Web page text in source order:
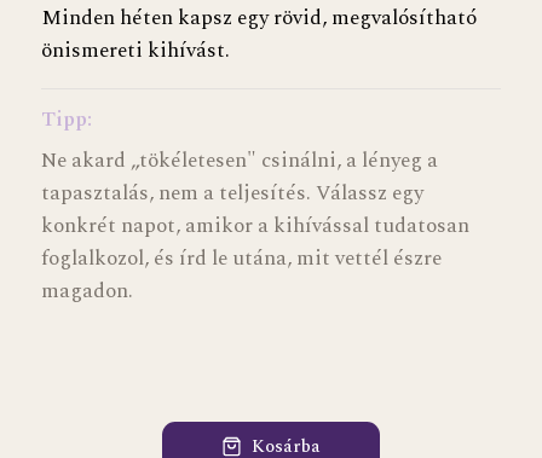
Minden héten kapsz egy rövid, megvalósítható
önismereti kihívást.
Tipp:
Ne akard „tökéletesen" csinálni, a lényeg a
tapasztalás, nem a teljesítés. Válassz egy
konkrét napot, amikor a kihívással tudatosan
foglalkozol, és írd le utána, mit vettél észre
magadon.
Kosárba